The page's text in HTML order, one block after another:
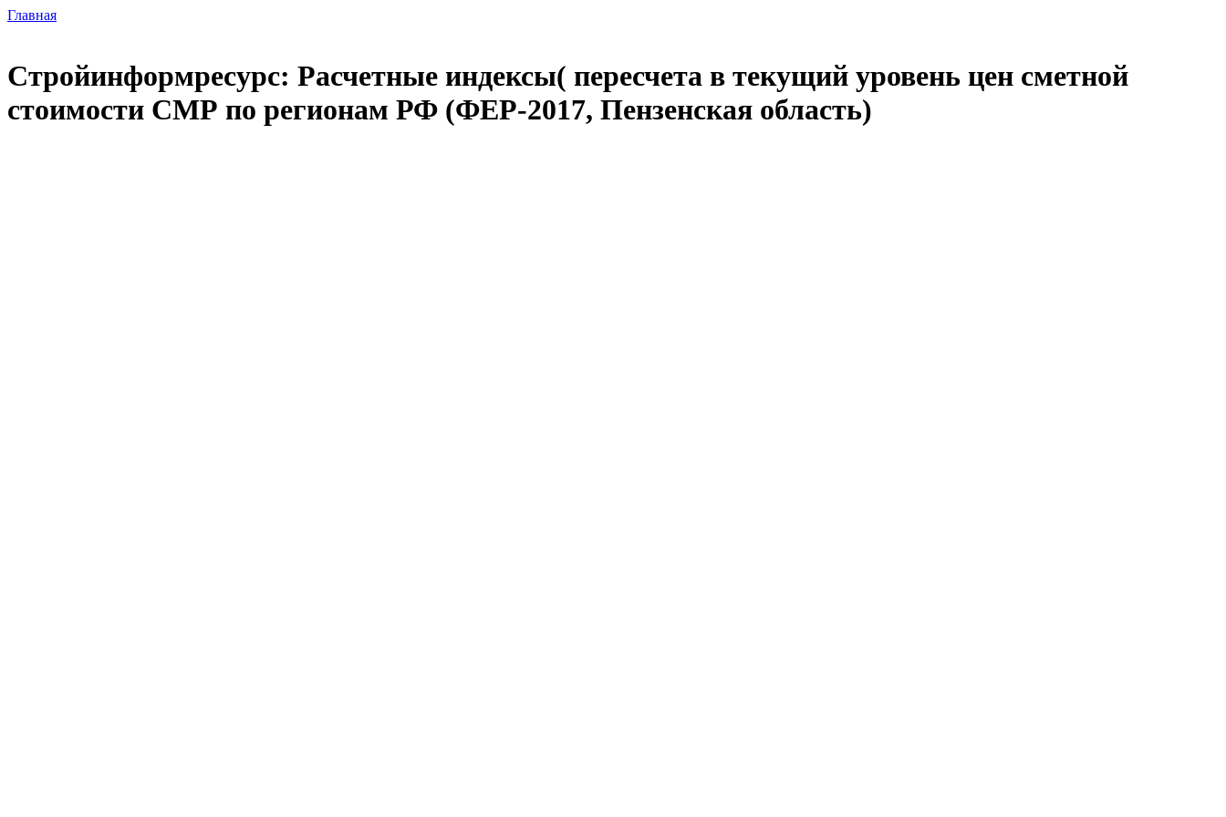
Главная
Стройинформресурс: Расчетные индексы( пересчета в текущий уровень цен сметной
стоимости СМР по регионам РФ (ФЕР-2017, Пензенская область)